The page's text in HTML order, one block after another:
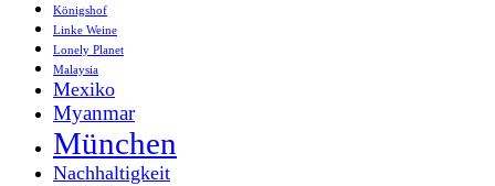
Königshof
Linke Weine
Lonely Planet
Malaysia
Mexiko
Myanmar
München
Nachhaltigkeit